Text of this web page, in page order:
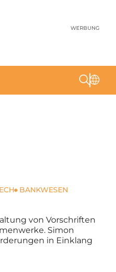
WERBUNG
BANKWESEN
von Vorschriften
Simon
in Einklang